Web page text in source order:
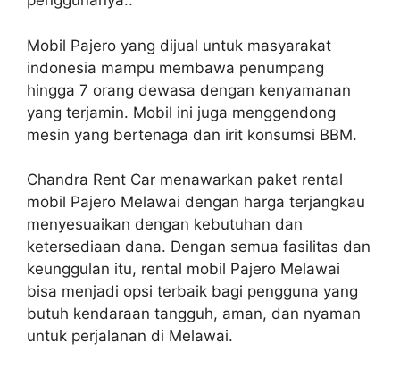
Mobil Pajero yang dijual untuk masyarakat
indonesia mampu membawa penumpang
hingga 7 orang dewasa dengan kenyamanan
yang terjamin. Mobil ini juga menggendong
mesin yang bertenaga dan irit konsumsi BBM.
Chandra Rent Car menawarkan paket rental
mobil Pajero Melawai dengan harga terjangkau
menyesuaikan dengan kebutuhan dan
ketersediaan dana. Dengan semua fasilitas dan
keunggulan itu, rental mobil Pajero Melawai
bisa menjadi opsi terbaik bagi pengguna yang
butuh kendaraan tangguh, aman, dan nyaman
untuk perjalanan di Melawai.